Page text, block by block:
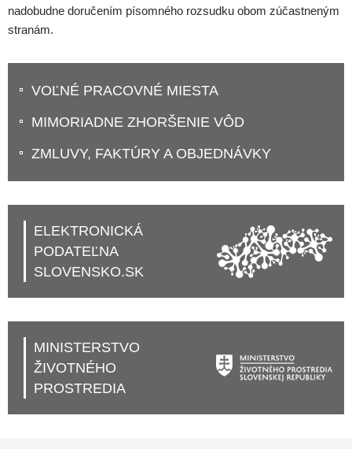
nadobudne doručením písomného rozsudku obom zúčastneným
stranám.
VOĽNÉ PRACOVNÉ MIESTA
MIMORIADNE ZHORŠENIE VÔD
ZMLUVY, FAKTÚRY A OBJEDNÁVKY
ELEKTRONICKÁ
PODATEĽNA
SLOVENSKO.SK
MINISTERSTVO
ŽIVOTNÉHO
PROSTREDIA